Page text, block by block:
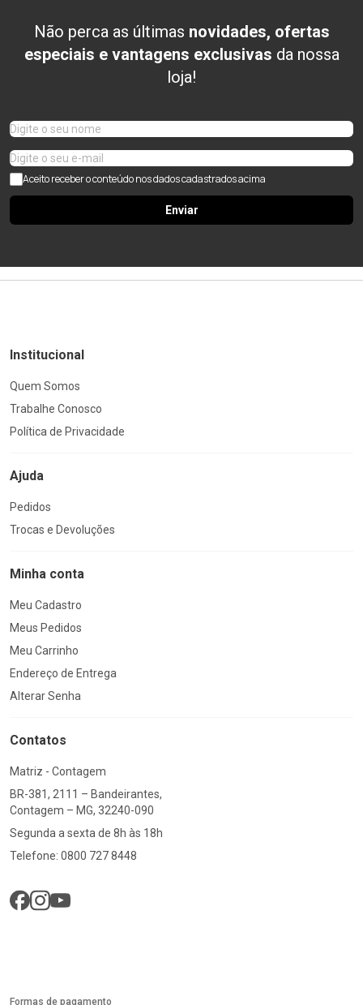
Não perca as últimas novidades, ofertas
especiais e vantagens exclusivas da nossa
loja!
Aceito receber o conteúdo nos dados cadastrados acima
Enviar
Institucional
Quem Somos
Trabalhe Conosco
Política de Privacidade
Ajuda
Pedidos
Trocas e Devoluções
Minha conta
Meu Cadastro
Meus Pedidos
Meu Carrinho
Endereço de Entrega
Alterar Senha
Contatos
Matriz - Contagem
BR-381, 2111 – Bandeirantes,
Contagem – MG, 32240-090
Segunda a sexta de 8h às 18h
Telefone: 0800 727 8448
Formas de pagamento